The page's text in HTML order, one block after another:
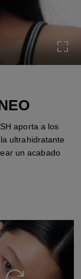
aporta a los
ultrahidratante
un acabado